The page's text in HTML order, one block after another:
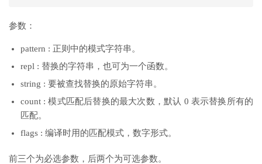
参数：
pattern : 正则中的模式字符串。
repl : 替换的字符串，也可为一个函数。
string : 要被查找替换的原始字符串。
count : 模式匹配后替换的最大次数，默认 0 表示替换所有的
匹配。
flags : 编译时用的匹配模式，数字形式。
前三个为必选参数，后两个为可选参数。